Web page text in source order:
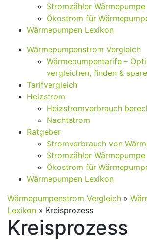
Stromzähler Wärmepumpe
Ökostrom für
Wärmepumpen Lexikon
Wärmepumpenstrom Vergleich
Wärmepumpentarife –
vergleichen, finden &
Tarifvergleich
Heizstrom
Heizstromverbrauch
Nachtstrom
Ratgeber
Stromverbrauch von
Stromzähler Wärmepumpe
Ökostrom für
Wärmepumpen Lexikon
Wärmepumpenstrom Vergleich »
Lexikon » Kreisprozess
Kreisprozess